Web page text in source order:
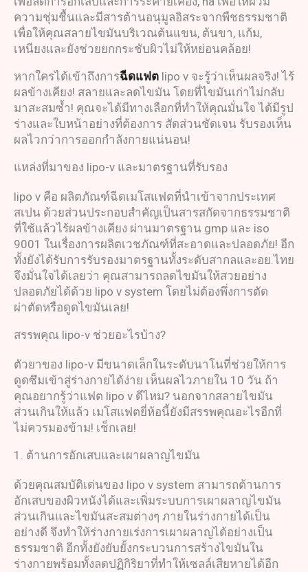
ความชุ่มชื้นและมีสารต้านอนุมูลอิสระจากพืชธรรมชาติ
เพื่อให้คุณสลายไขมันบริเวณต้นแขน, ต้นขา, แก้ม,
เหนียงและยังช่วยยกกระชับผิวไม่ให้หย่อนคล้อย!
หากใครได้เข้าถึงการฉีดแฟต lipo v จะรู้ว่าเห็นผลจริง! ไร้
ผลข้างเคียง! สลายและลดไขมัน โดยที่ไขมันเก่าไม่กลับ
มาสะสมซ้ำ! คุณจะได้มีทางเลือกที่ทำให้คุณมั่นใจ ได้มีรูป
ร่างและใบหน้าอย่างที่ต้องการ สัดส่วนชัดเจน รับรองเห็น
ผลไวกว่าการออกกำลังกายแน่นอน!
แหล่งที่มาของ lipo-v และมาตรฐานที่รับรอง
lipo v คือ ผลิตภัณฑ์ฉีดเมโสแฟตที่นำเข้าจากประเทศ
สเปน ด้วยส่วนประกอบสำคัญเป็นสารสกัดจากธรรมชาติ
ที่ใช้แล้วไร้ผลข้างเคียง ผ่านมาตรฐาน gmp และ iso
9001 ในเรื่องการผลิตเวชภัณฑ์ที่สะอาดและปลอดภัย! อีก
ทั้งยังได้รับการรับรองมาตรฐานทั้งระดับสากลและอย.ไทย
จึงมั่นใจได้เลยว่า คุณสามารถลดไขมันให้สวยอย่าง
ปลอดภัยได้ด้วย lipo v system โดยไม่ต้องพึ่งการตัด
ผ่าตัดหรือดูดไขมันเลย!
สรรพคุณ lipo-v ช่วยอะไรบ้าง?
ตัวยาของ lipo-v มีขนาดเล็กในระดับนาโนที่ช่วยให้การ
ดูดซึมเข้าสู่ร่างกายได้ง่าย เห็นผลไวภายใน 10 วัน ถ้า
คุณอยากรู้ว่าแฟต lipo v ดีไหม? นอกจากสลายไขมัน
ส่วนเกินให้แล้ว เมโสแฟตยี่ห้อนี้ยังมีสรรพคุณอะไรอีกที่
ไม่ควรมองข้าม! เช็กเลย!
1. ต้านการอักเสบและเผาผลาญไขมัน
ด้วยคุณสมบัติเด่นของ lipo v system สามารถต้านการ
อักเสบของผิวหนังได้และเพิ่มระบบการเผาผลาญไขมัน
ส่วนเกินและไขมันสะสมต่างๆ ภายในร่างกายได้เป็น
อย่างดี จึงทำให้ร่างกายเร่งการเผาผลาญได้อย่างเป็น
ธรรมชาติ อีกทั้งยังยับยั้งกระบวนการสร้างไขมันใน
ร่างกายพร้อมทั้งลดปฏิกิริยาที่ทำให้เซลล์เสียหายได้อีก